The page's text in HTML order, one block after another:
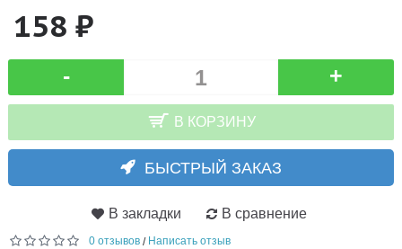
158 ₽
- +
В КОРЗИНУ
БЫСТРЫЙ ЗАКАЗ
В закладки В сравнение
0 отзывов / Написать отзыв